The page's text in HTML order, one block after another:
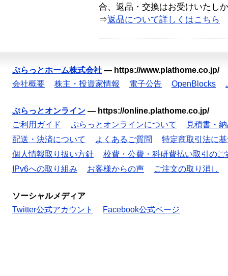
合、返品・交換はお受けいたし
⇒返品について詳しくはこちら
ぷらっとホーム株式会社 — https://www.plathome.co.jp/
会社概要
株主・投資家情報 電子公告 OpenBlocks
ぷらっとオンライン — https://online.plathome.co.jp/
ご利用ガイド
ぷらっとオンラインについて
見積書・
配送・決済について
よくあるご質問
特定商取引法に
個人情報取り扱い方針
校費・公費・科研費払い取引のご
IPv6への取り組み
お客様からの声 ご注文の取り消し
ソーシャルメディア
Twitter公式アカウント
Facebook公式ページ